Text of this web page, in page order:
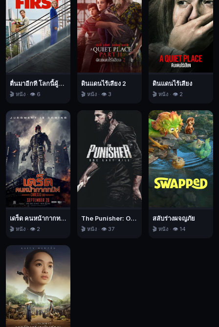
นิยาย
วิทยาศาสตร์,
2025
ตื่นมาอีกที โลกนี้ผู้หญิงใหญ่
🎬 หนัง · 👁️ 6
ดินแดนไร้เสียง 2
🎬 หนัง · 👁️ 3
ดินแดนไร้เสียง
🎬 หนัง · 👁️ 2
เดร็ด คนหน้ากากทมิฬ
🎬 หนัง · 👁️ 2
The Punisher: One Last Kill เดอะ พันนิชเชอร์: ฆ่าทิ้งทวน
🎬 หนัง · 👁️ 37
สลับร่างผจญภัย
🎬 หนัง · 👁️ 14